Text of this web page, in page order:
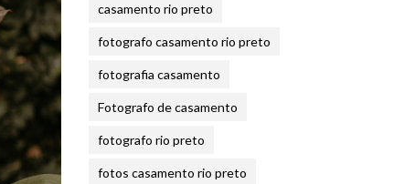
casamento rio preto
fotografo casamento rio preto
fotografia casamento
Fotografo de casamento
fotografo rio preto
fotos casamento rio preto